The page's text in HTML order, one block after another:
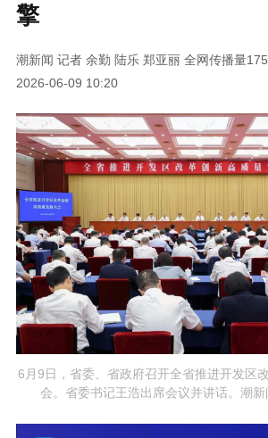
擎
潮新闻 记者 余勤 陆乐 郑亚丽 全网传播量
2026-06-09 10:20
6月9日，省委、省政府召开全省推进开发区
会。省委书记王浩出席会议并讲话。潮